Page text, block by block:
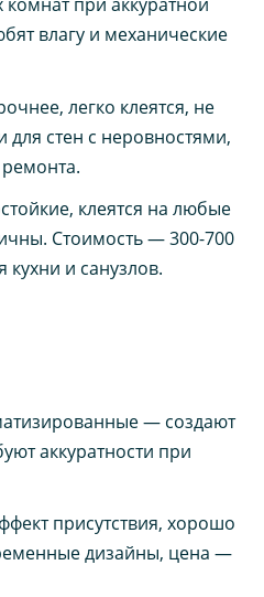
при аккуратной
влагу и механические
легко клеятся, не
для стен с неровностями,
клеятся на любые
Стоимость — 300-700
кухни и санузлов.
— создают
аккуратности при
присутствия, хорошо
дизайны, цена —